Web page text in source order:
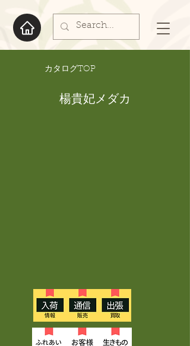
​カタログTOP
楊貴妃メダカ